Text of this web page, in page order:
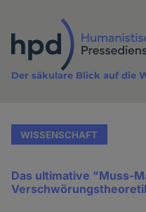
Inhalt
Der säkulare Blick auf die
WISSENSCHAFT
Das ultimative "Muss-